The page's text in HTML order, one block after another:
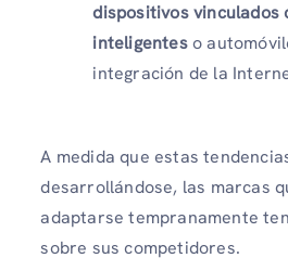
dispositivos vinculados
inteligenteso
integración de la
A medida que estas
desarrollándose, las marcas
adaptarse tempranamente
sobre sus competidores.